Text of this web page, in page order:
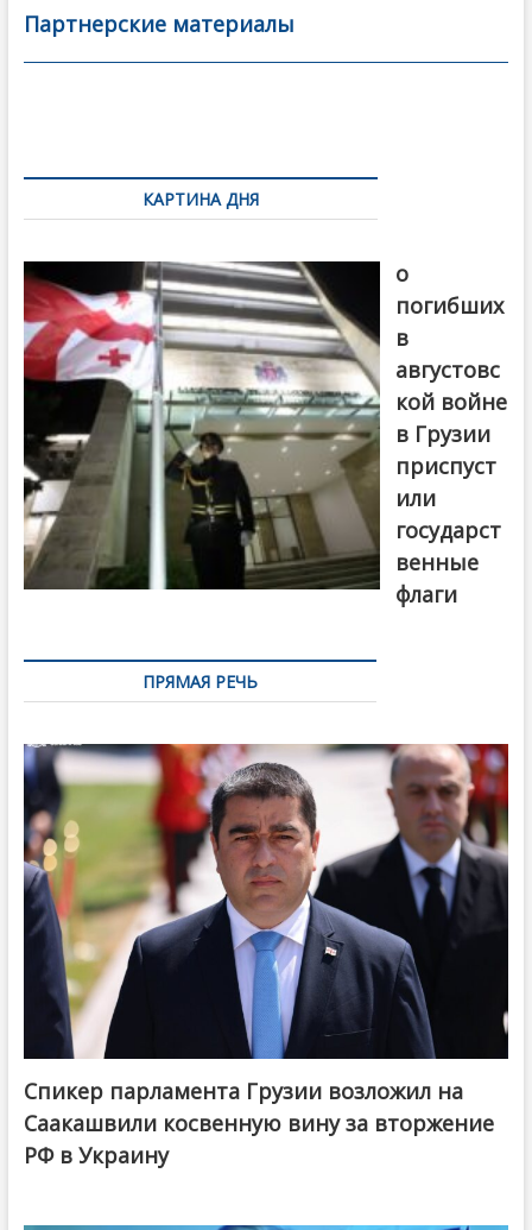
b
o
er l
а
в
Партнерские материалы
по
записямКАРТИНА ДНЯ
о
погибших
в
августовс
кой войне
в Грузии
приспуст
или
государст
венные
флаги
ПРЯМАЯ РЕЧЬ
Спикер парламента Грузии возложил на
Саакашвили косвенную вину за вторжение
РФ в Украину